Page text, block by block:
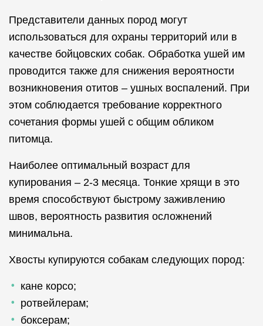
Представители данных пород могут
использоваться для охраны территорий или в
качестве бойцовских собак. Обработка ушей им
проводится также для снижения вероятности
возникновения отитов – ушных воспалений. При
этом соблюдается требование корректного
сочетания формы ушей с общим обликом
питомца.
Наиболее оптимальный возраст для
купирования – 2-3 месяца. Тонкие хрящи в это
время способствуют быстрому заживлению
швов, вероятность развития осложнений
минимальна.
Хвосты купируются собакам следующих пород:
кане корсо;
ротвейлерам;
боксерам;